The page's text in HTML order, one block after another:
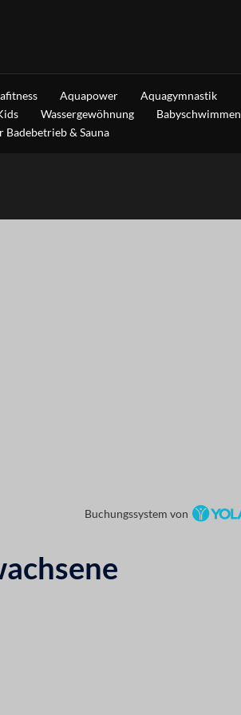
Aquapower
Aquagymnastik
Wassergewöhnung
Babyschwimmen
& Sauna
Buchungssystem von